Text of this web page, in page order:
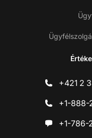
+421 2
+1-888-
+1-786-